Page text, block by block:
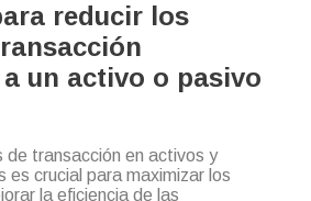
reducir los
un activo o pasivo
de transacción en activos y
es crucial para maximizar los
la eficiencia de las